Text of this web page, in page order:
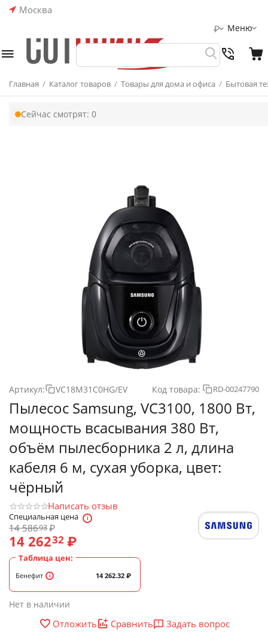
Москва
Меню
₽
Главная / Каталог товаров / Товары для дома и офиса / Бытовая
Сейчас смотрят: 0
Артикул: VC18M31C0HG/EV Код товара: RD-00247790
Пылесос Samsung, VC3100, 1800 Вт,
мощность всасывания 380 Вт,
объём пылесборника 2 л, длина
кабеля 6 м, сухая уборка, цвет:
чёрный
Написать отзыв
Специальная цена
14 58693₽
14 26232 ₽
Таблица цен:
Бенефит 14 262.32 ₽
Нет в наличии
Отложить Сравнить
Задать вопрос